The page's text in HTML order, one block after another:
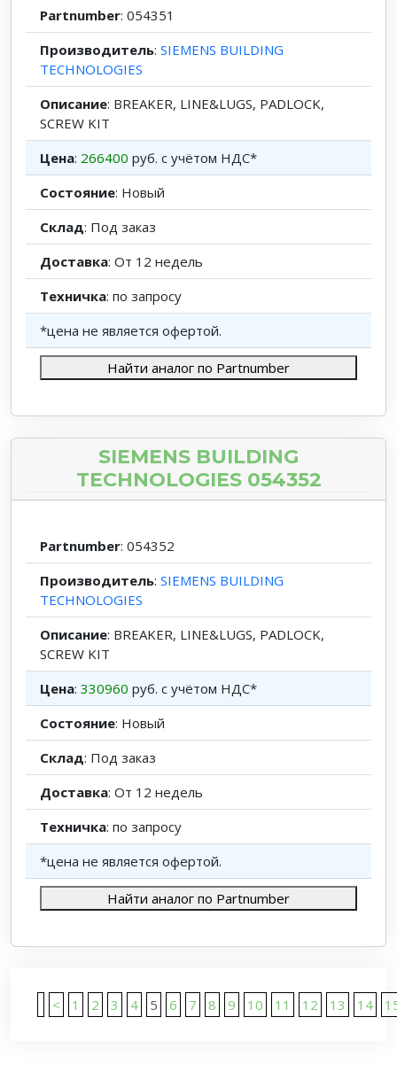
Partnumber: 054351
Производитель: SIEMENS BUILDING
TECHNOLOGIES
Описание: BREAKER, LINE&LUGS, PADLOCK,
SCREW KIT
Цена: 266400 руб. с учётом НДС*
Состояние: Новый
Склад: Под заказ
Доставка: От 12 недель
Техничка: по запросу
*цена не является офертой.
Найти аналог по Partnumber
SIEMENS BUILDING
TECHNOLOGIES 054352
Partnumber: 054352
Производитель: SIEMENS BUILDING
TECHNOLOGIES
Описание: BREAKER, LINE&LUGS, PADLOCK,
SCREW KIT
Цена: 330960 руб. с учётом НДС*
Состояние: Новый
Склад: Под заказ
Доставка: От 12 недель
Техничка: по запросу
*цена не является офертой.
Найти аналог по Partnumber
< 1 2 3 4 5 6 7 8 9 10 11 12 13 14